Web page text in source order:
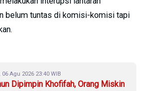
belum tuntas di komisi-komisi tapi
06 Agu 2026 23:40 WIB
Dipimpin Khofifah, Orang Miskin